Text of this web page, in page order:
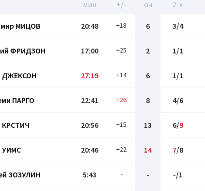
мин +/- оч 2-x
МИЦОВ 20:48 +18 6 3/4
ФРИДЗОН 17:00 +25 2 1/1
ДЖЕКСОН 27:19 +14 6 1/1
ПАРГО 22:41 +26 8 4/6
КРСТИЧ 20:56 +15 13 6/9
УИМС 20:46 +22 14 7/8
ЗОЗУЛИН 5:43 - - -/1